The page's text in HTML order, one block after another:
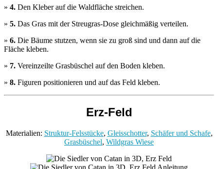
» 4. Den Kleber auf die Waldfläche streichen.
» 5. Das Gras mit der Streugras-Dose gleichmäßig verteilen.
» 6. Die Bäume stutzen, wenn sie zu groß sind und dann auf die
Fläche kleben.
» 7. Vereinzeilte Grasbüschel auf den Boden kleben.
» 8. Figuren positionieren und auf das Feld kleben.
Erz-Feld
Materialien: Struktur-Felsstücke, Gleisschotter, Schäfer und Schafe,
Grasbüschel, Wildgras Wiese